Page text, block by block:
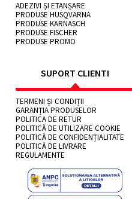
ADEZIVI ȘI ETANȘARE
PRODUSE HUSQVARNA
PRODUSE KARNASCH
PRODUSE FISCHER
PRODUSE PROMO
SUPORT CLIENTI
TERMENI ȘI CONDIȚII
GARANȚIA PRODUSELOR
POLITICA DE RETUR
POLITICĂ DE UTILIZARE COOKIE
POLITICĂ DE CONFIDENȚIALITATE
POLITICĂ DE LIVRARE
REGULAMENTE